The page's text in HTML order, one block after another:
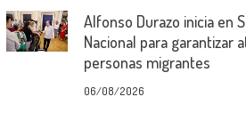
Alfonso Durazo inicia en
Nacional para garantizar
personas migrantes
06/08/2026